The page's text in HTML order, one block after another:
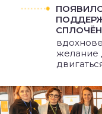
желание